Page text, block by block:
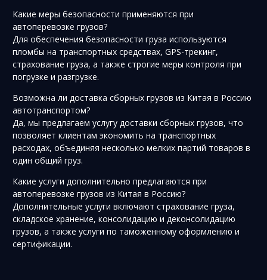
Какие меры безопасности применяются при
автоперевозке грузов?
Для обеспечения безопасности груза используются
пломбы на транспортных средствах, GPS-трекинг,
страхование груза, а также строгие меры контроля при
погрузке и разгрузке.
Возможна ли доставка сборных грузов из Китая в Россию
автотранспортом?
Да, мы предлагаем услугу доставки сборных грузов, что
позволяет клиентам экономить на транспортных
расходах, объединяя несколько мелких партий товаров в
один общий груз.
Какие услуги дополнительно предлагаются при
автоперевозке грузов из Китая в Россию?
Дополнительные услуги включают страхование груза,
складское хранение, консолидацию и деконсолидацию
грузов, а также услуги по таможенному оформлению и
сертификации.